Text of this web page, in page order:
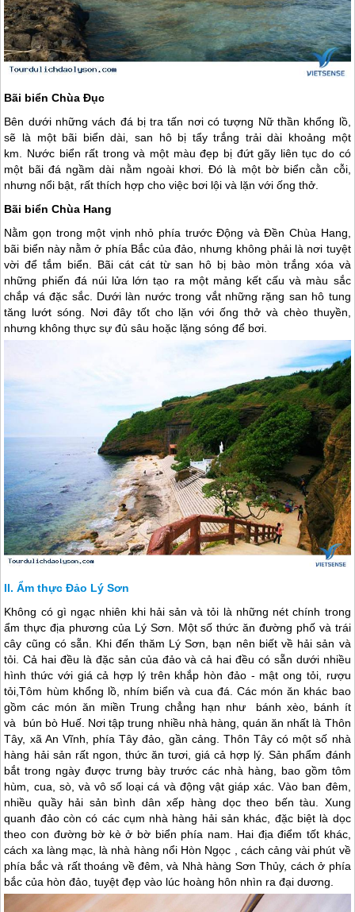
Bãi biển Chùa Đục
Bên dưới những vách đá bị tra tấn nơi có tượng Nữ thần khổng lồ,
sẽ là một bãi biển dài, san hô bị tẩy trắng trải dài khoảng một
km. Nước biển rất trong và một màu đẹp bị đứt gãy liên tục do có
một bãi đá ngầm dài nằm ngoài khơi. Đó là một bờ biển cằn cỗi,
nhưng nổi bật, rất thích hợp cho việc bơi lội và lặn với ống thở.
Bãi biển Chùa Hang
Nằm gọn trong một vịnh nhỏ phía trước Động và Đền Chùa Hang,
bãi biển này nằm ở phía Bắc của đảo, nhưng không phải là nơi tuyệt
vời để tắm biển. Bãi cát cát từ san hô bị bào mòn trắng xóa và
những phiến đá núi lửa lớn tạo ra một mảng kết cấu và màu sắc
chắp vá đặc sắc. Dưới làn nước trong vắt những rặng san hô tung
tăng lướt sóng. Nơi đây tốt cho lặn với ống thở và chèo thuyền,
nhưng không thực sự đủ sâu hoặc lặng sóng để bơi.
Ẩm thực Đảo Lý Sơn
Không có gì ngạc nhiên khi hải sản và tỏi là những nét chính trong
ẩm thực địa phương của Lý Sơn . Một số thức ăn đường phố và trái
cây cũng có sẵn. Khi đến thăm Lý Sơn , bạn nên biết về hải sản và
tỏi. Cả hai đều là đặc sản của đảo và cả hai đều có sẵn dưới nhiều
hình thức với giá cả hợp lý trên khắp hòn đảo - mật ong tỏi, rượu
tỏi,Tôm hùm khổng lồ, nhím biển và cua đá. Các món ăn khác bao
gồm các món ăn miền Trung chẳng hạn như bánh xèo, bánh ít
và bún bò Huế. Nơi tập trung nhiều nhà hàng, quán ăn nhất là Thôn
Tây, xã An Vĩnh, phía Tây đảo, gần cảng. Thôn Tây có một số nhà
hàng hải sản rất ngon, thức ăn tươi, giá cả hợp lý. Sản phẩm đánh
bắt trong ngày được trưng bày trước các nhà hàng, bao gồm tôm
hùm, cua, sò, và vô số loại cá và động vật giáp xác. Vào ban đêm,
nhiều quầy hải sản bình dân xếp hàng dọc theo bến tàu. Xung
quanh đảo còn có các cụm nhà hàng hải sản khác, đặc biệt là dọc
theo con đường bờ kè ở bờ biển phía nam. Hai địa điểm tốt khác,
cách xa làng mạc, là nhà hàng nổi Hòn Ngọc , cách cảng vài phút về
phía bắc và rất thoáng về đêm, và Nhà hàng Sơn Thủy, cách ở phía
bắc của hòn đảo, tuyệt đẹp vào lúc hoàng hôn nhìn ra đại dương.